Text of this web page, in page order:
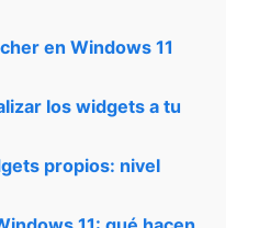
en Windows 11
los widgets a tu
propios: nivel